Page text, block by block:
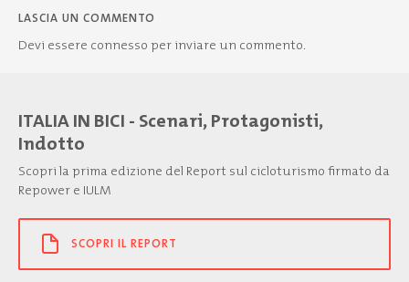
LASCIA UN COMMENTO
Devi essere connesso per inviare un commento.
ITALIA IN BICI - Scenari, Protagonisti,
Indotto
Scopri la prima edizione del Report sul cicloturismo firmato da
Repower e IULM
SCOPRI IL REPORT